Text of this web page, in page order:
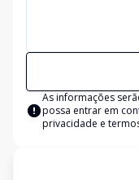
As informações
possa entrar em
privacidade e